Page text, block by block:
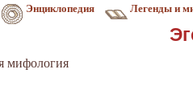
Энциклопедия Легенды и
мифология